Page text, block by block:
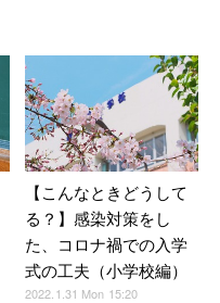
【こんなときどうして
る？】感染対策をし
た、コロナ禍での入学
式の工夫（小学校編）
2022.1.31 Mon 15:20